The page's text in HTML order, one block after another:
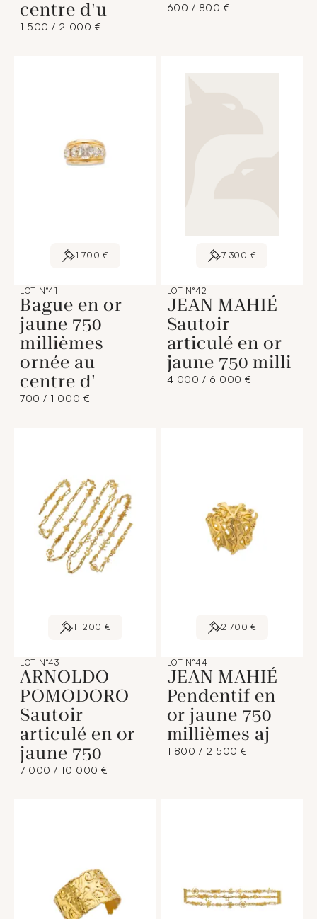
centre d'u
1 500 / 2 000 €
600 / 800 €
1 700 €
LOT N°41
Bague en or
jaune 750
millièmes
ornée au
centre d'
700 / 1 000 €
7 300 €
LOT N°42
JEAN MAHIÉ
Sautoir
articulé en or
jaune 750 milli
4 000 / 6 000 €
11 200 €
LOT N°43
ARNOLDO
POMODORO
Sautoir
articulé en or
jaune 750
7 000 / 10 000 €
2 700 €
LOT N°44
JEAN MAHIÉ
Pendentif en
or jaune 750
millièmes aj
1 800 / 2 500 €